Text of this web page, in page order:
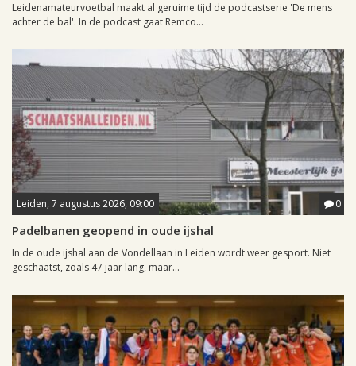
Leidenamateurvoetbal maakt al geruime tijd de podcastserie 'De mens
achter de bal'. In de podcast gaat Remco...
Leiden, 7 augustus 2026, 09:00 0
Padelbanen geopend in oude ijshal
In de oude ijshal aan de Vondellaan in Leiden wordt weer gesport. Niet
geschaatst, zoals 47 jaar lang, maar...